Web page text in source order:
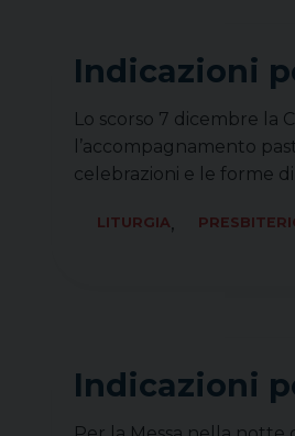
Indicazioni
Lo scorso 7 dicembre la
l’accompagnamento
celebrazioni e le forme
LITURGIA,
Indicazioni